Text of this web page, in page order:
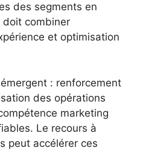
des segments en
combiner
et optimisation
: renforcement
des opérations
marketing
Le recours à
peut accélérer ces